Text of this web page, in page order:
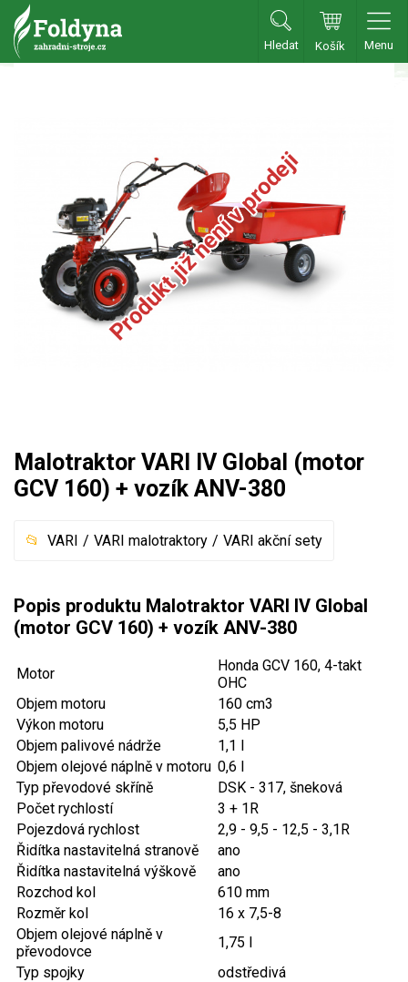
Hledat Košík Menu
Příslušenství
Sekačky
Benzínové sekačky
Akumulátorové sekačky
Křovinořezy a vyžínače
Aku křovinořezy a vyžínače
Motorové pily
Aku pily
Elektrické pily
Jednoruční pily
Vyvětvovací pily
AKU zahradní technika
Aku křovinořezy a vyžínače
Aku pily
Aku sekačky
Aku STIHL
Aku AL-KO
Produkt již není v prodeji
Malotraktor VARI IV Global (motor
GCV 160) + vozík ANV-380
VARI VARI malotraktory VARI akční sety
Popis produktu Malotraktor VARI IV Global
(motor GCV 160) + vozík ANV-380
Motor
Honda GCV 160, 4-takt
OHC
Objem motoru
160 cm3
Výkon motoru
5,5 HP
Objem palivové nádrže
1,1 l
Objem olejové náplně v motoru 0,6 l
Typ převodové skříně
DSK - 317, šneková
Počet rychlostí
3 + 1R
Pojezdová rychlost
2,9 - 9,5 - 12,5 - 3,1R
Řidítka nastavitelná stranově
ano
Řidítka nastavitelná výškově
ano
Rozchod kol
610 mm
Rozměr kol
16 x 7,5-8
Objem olejové náplně v
převodovce
1,75 l
Typ spojky
odstředivá